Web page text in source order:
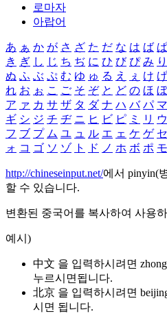
로마자
아랍어
あ ぁ か が さ ざ た だ な は ば ぱ
き ぎ し じ ち ぢ に ひ び ぴ み り
ぬ ふ ぶ ぷ む ゆ ゅ る え ぇ け げ
れ お ぉ こ ご そ ぞ と ど の ほ ぼ
ア ァ カ サ ザ タ ダ ナ ハ バ パ マ
ギ シ ジ チ ヂ ニ ヒ ビ ピ ミ リ ウ
フ ブ プ ム ユ ュ ル エ ェ ケ ゲ セ
ォ コ ゴ ソ ゾ ト ド ノ ホ ボ ポ モ
http://chineseinput.net/에서 pinyin(
할 수 있습니다.
변환된 중국어를 복사하여 사용
예시)
中文 을 입력하시려면
누르시면됩니다.
北京 을 입력하시려면
시면 됩니다.